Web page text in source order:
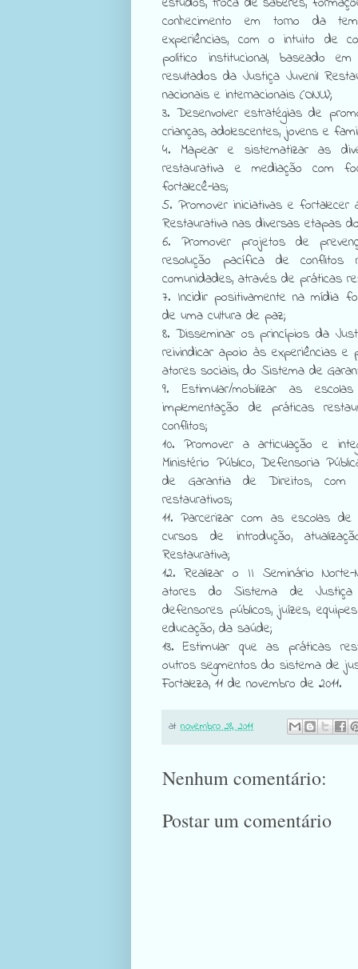
conhecimento em torno da
experiências, com o intuito de
político institucional, baseado
resultados da Justiça Juvenil
nacionais e internacionais (ONU);
3. Desenvolver estratégias de
crianças, adolescentes, jovens e
4. Mapear e sistematizar as
restaurativa e mediação com
fortalecê-las;
5. Promover iniciativas e
Restaurativa nas diversas etapas
6. Promover projetos de
resolução pacífica de
comunidades, através de práticas
7. Incidir positivamente na mídia
de uma cultura de paz;
8. Disseminar os princípios da
reivindicar apoio às experiências
atores sociais, do Sistema de
9. Estimular/mobilizar as
implementação de práticas
conflitos;
10. Promover a articulação e
Ministério Público, Defensoria
de Garantia de Direitos,
restaurativos;
11. Parcerizar com as escolas
cursos de introdução,
Restaurativa;
12. Realizar o II Seminário
atores do Sistema de Justiça
defensores públicos, juízes,
educação, da saúde;
13. Estimular que as práticas
outros segmentos do sistema de
Fortaleza, 11 de novembro de 2011.
atnovembro 28, 2011
Nenhum comentário:
Postar um comentário